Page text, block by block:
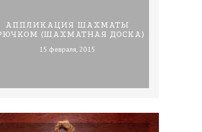
АППЛИКАЦИЯ ШАХМАТЫ
(ШАХМАТНАЯ ДОСКА)
15 февраля, 2015